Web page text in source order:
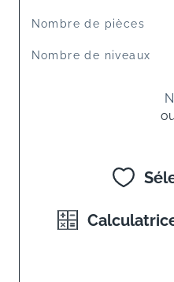
Nombre de pièces
Nombre de niveaux